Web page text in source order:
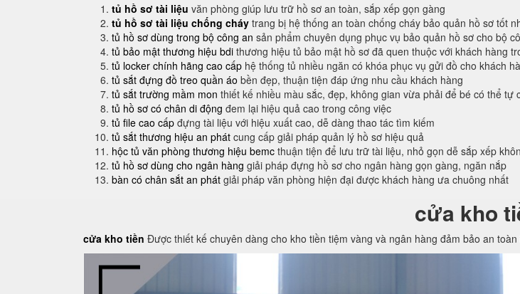
tủ hồ sơ tài liệu văn phòng giúp lưu trữ hồ sơ an toàn, sắp xếp gọn gàng
tủ hồ sơ tài liệu chống cháy trang bị hệ thống an toàn chống cháy bảo quản hồ sơ tốt
tủ hồ sơ dùng trong bộ công an sản phẩm chuyên dụng phục vụ bảo quản hồ sơ cho bộ
tủ bảo mật thương hiệu bdi thương hiệu tủ bảo mật hồ sơ đã quen thuộc với khách hàng
tủ locker chính hãng cao cấp hệ thống tủ nhiều ngăn có khóa phục vụ gửi đồ cho khách
tủ sắt đựng đồ treo quần áo bền đẹp, thuận tiện đáp ứng nhu cầu khách hàng
tủ sắt trường mầm mon thiết kế nhiều màu sắc, đẹp, không gian vừa phải để bé có thể tự
tủ hồ sơ có chân di động đem lại hiệu quả cao trong công việc
tủ file cao cấp đựng tài liệu với hiệu xuất cao, dễ dàng thao tác tìm kiếm
tủ sắt thương hiệu an phát cung cấp giải pháp quản lý hồ sơ hiệu quả
hộc tủ văn phòng thương hiệu bemc thuận tiện để lưu trữ tài liệu, nhỏ gọn dễ sắp xếp
tủ hồ sơ dùng cho ngân hàng giải pháp đựng hồ sơ cho ngân hàng gọn gàng, ngăn nắp
bàn có chân sắt an phát giải pháp văn phòng hiện đại được khách hàng ưa chuông nhất
cửa kho
cửa kho tiền Được thiết kế chuyên dàng cho kho tiền tiệm vàng và ngân hàng đảm bảo an